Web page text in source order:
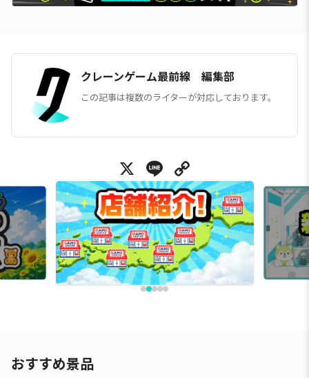
クレーンゲーム最前線 編集部
この記事は複数のライターが対応しております。
X Line
おすすめ景品